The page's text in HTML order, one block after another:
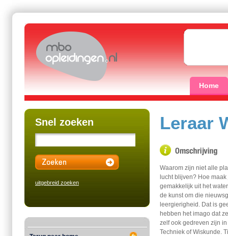
Home
Snel zoeken
uitgebreid zoeken
Leraar
Waarom zijn niet alle
lucht blijven? Hoe
gemakkelijk uit het
de kunst om die
leergierigheid. Dat is
hebben het imago dat
zelf ook gedreven zijn
Techniek of Wiskunde.